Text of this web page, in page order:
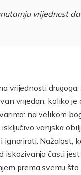
vrijednost
vrijednosti
vrijedan, koliko
na velikom
vanjska
ignorirati.
iskazivanja časti
prema svemu